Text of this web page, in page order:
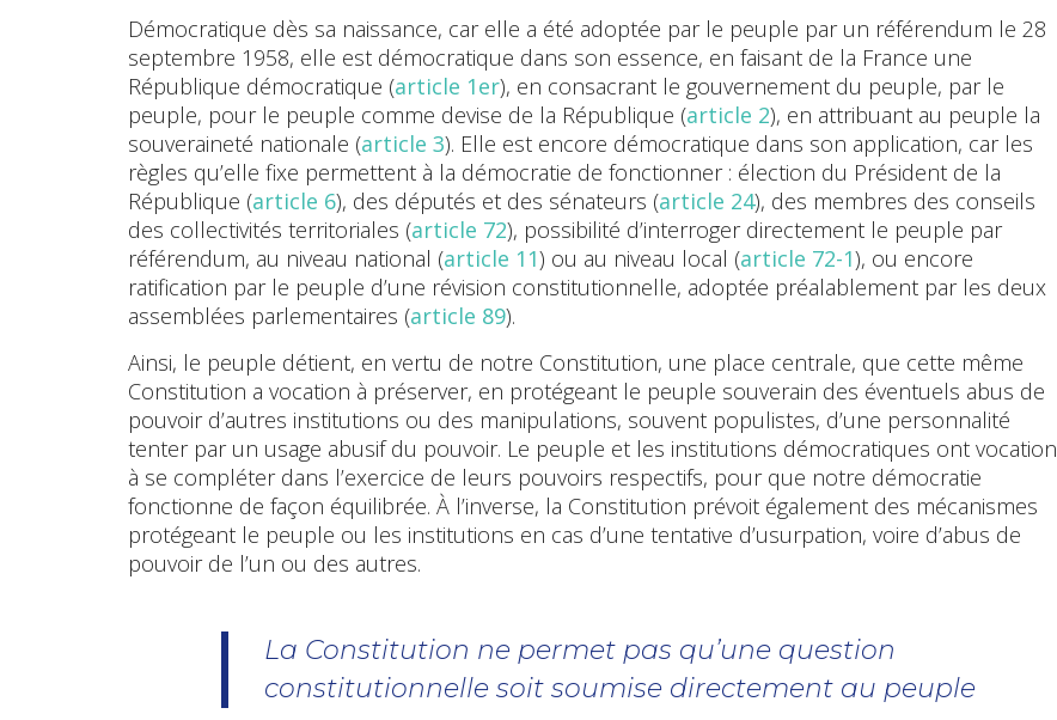
Démocratique dès sa naissance, car elle a été adoptée par le peuple par un référendum le 28
septembre 1958, elle est démocratique dans son essence, en faisant de la France une
République démocratique (article 1er), en consacrant le gouvernement du peuple, par le
peuple, pour le peuple comme devise de la République (article 2), en attribuant au peuple la
souveraineté nationale (article 3). Elle est encore démocratique dans son application, car les
règles qu’elle fixe permettent à la démocratie de fonctionner : élection du Président de la
République (article 6), des députés et des sénateurs (article 24), des membres des conseils
des collectivités territoriales (article 72), possibilité d’interroger directement le peuple par
référendum, au niveau national (article 11) ou au niveau local (article 72-1), ou encore
ratification par le peuple d’une révision constitutionnelle, adoptée préalablement par les deux
assemblées parlementaires (article 89).
Ainsi, le peuple détient, en vertu de notre Constitution, une place centrale, que cette même
Constitution a vocation à préserver, en protégeant le peuple souverain des éventuels abus de
pouvoir d’autres institutions ou des manipulations, souvent populistes, d’une personnalité
tenter par un usage abusif du pouvoir. Le peuple et les institutions démocratiques ont vocation
à se compléter dans l’exercice de leurs pouvoirs respectifs, pour que notre démocratie
fonctionne de façon équilibrée. À l’inverse, la Constitution prévoit également des mécanismes
protégeant le peuple ou les institutions en cas d’une tentative d’usurpation, voire d’abus de
pouvoir de l’un ou des autres.
La Constitution ne permet pas qu’une question
constitutionnelle soit soumise directement au peuple